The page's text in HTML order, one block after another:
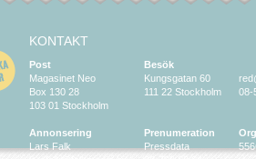
KONTAKT
Post
Magasinet Neo
Box 130 28
103 01 Stockholm
Annonsering
Lars Falk
Besök
Kungsgatan 60
111 22 Stockholm
Prenumeration
Pressdata
08-